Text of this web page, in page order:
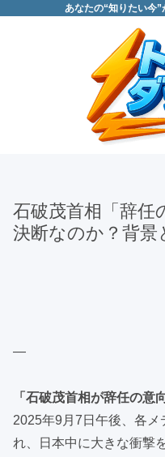
あなたの“知りたい今”
石破茂首相「辞
決断なのか？背景
—
「石破茂首相が辞任の意
2025年9月7日午後、各
れ、日本中に大きな衝撃